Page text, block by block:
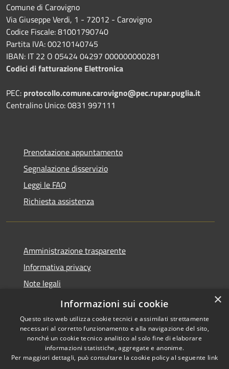
Comune di Carovigno
Via Giuseppe Verdi, 1 - 72012 - Carovigno
Codice Fiscale: 81001790740
Partita IVA: 00210140745
IBAN: IT 22 O 05424 04297 000000000281
Codici di fatturazione Elettronica
PEC: protocollo.comune.carovigno@pec.rupar.puglia.it
Centralino Unico: 0831 997111
Prenotazione appuntamento
Segnalazione disservizio
Leggi le FAQ
Richiesta assistenza
Amministrazione trasparente
Informativa privacy
Note legali
Dichiarazione di accessibilità
Accessibilità
Copyright © 2026 • Comune di
Carovigno • Powered by
×
Informazioni sui cookie
Questo sito web utilizza cookie tecnici e assimilati strettamente
necessari al corretto funzionamento e alla navigazione del sito,
nonché un cookie tecnico analitico al solo fine di elaborare
informazioni statistiche, aggregate e anonime.
Per maggiori dettagli, può consultare la cookie policy al seguente link